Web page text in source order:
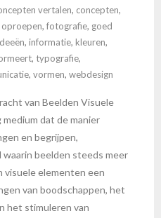
vertalen, concepten,
, fotografie, goed
, informatie, kleuren,
, typografie,
, vormen, webdesign
van Beelden Visuele
dat de manier
en begrijpen,
beelden steeds meer
visuele elementen een
van boodschappen, het
het stimuleren van